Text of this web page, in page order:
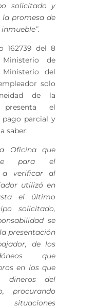
solicitado y
la promesa de
162739 del 8
de
del
solo
de la
presenta el
pago parcial y
saber:
Oficina que
para el
a verificar al
utilizó en
el último
solicitado,
se
presentación
de los
que
en los que
dineros del
procurando